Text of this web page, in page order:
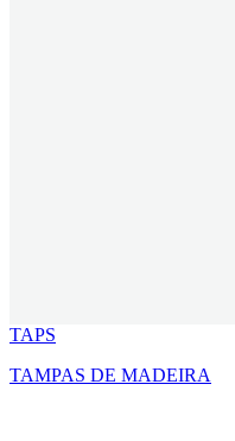
TAPS
TAMPAS DE MADEIRA